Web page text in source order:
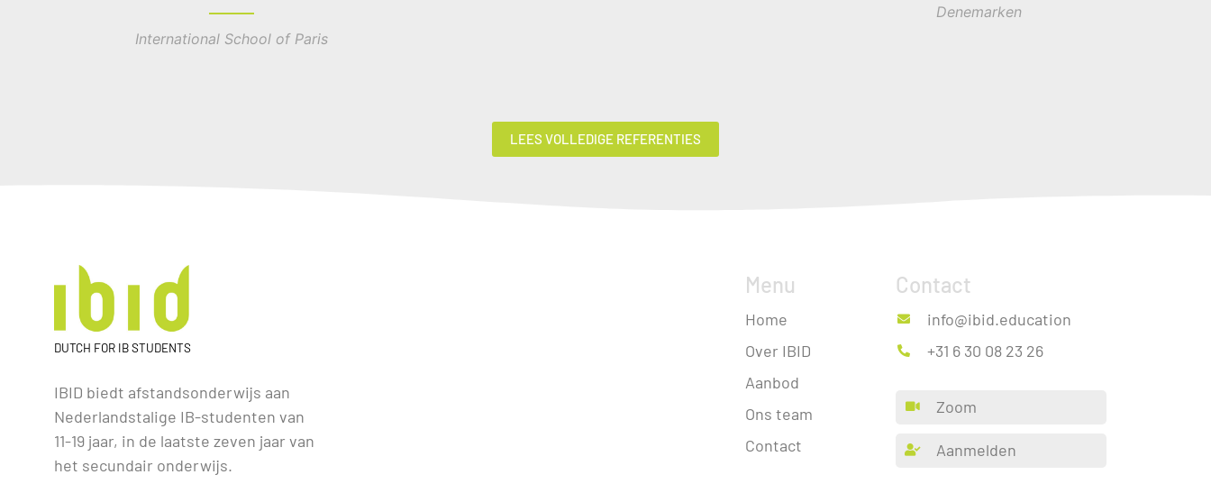
International School of Paris
Denemarken
LEES VOLLEDIGE REFERENTIES
DUTCH FOR IB STUDENTS
IBID biedt afstandsonderwijs aan
Nederlandstalige IB-studenten van
11-19 jaar, in de laatste zeven jaar van
het secundair onderwijs.
Menu
Home
Over IBID
Aanbod
Ons team
Contact
Contact
info@ibid.education
+31 6 30 08 23 26
Zoom
Aanmelden